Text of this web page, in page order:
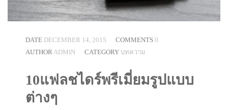
DATE DECEMBER 14, 2015 COMMENTS 0
AUTHORADMIN CATEGORY บทความ
10แฟลชไดร์พรีเมี่ยมรูปแบบ
ต่างๆ